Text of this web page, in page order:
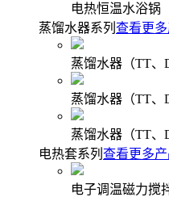
电热恒温水浴锅
蒸馏水器系列 查看更
蒸馏水器（TT、
蒸馏水器（TT、
蒸馏水器（TT、
电热套系列 查看更多产
电子调温磁力搅